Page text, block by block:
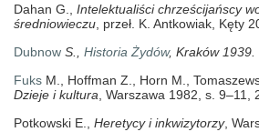
Dahan G., Intelektualiści chrześcijańscy
średniowieczu , przeł. K. Antkowiak, Kęty
Dubnow S., Historia Żydów, Kraków 1939.
Fuks M., Hoffman Z., Horn M.,
Dzieje i kultura , Warszawa 1982, s. 9–11,
Potkowski E., Heretycy i inkwizytorzy,